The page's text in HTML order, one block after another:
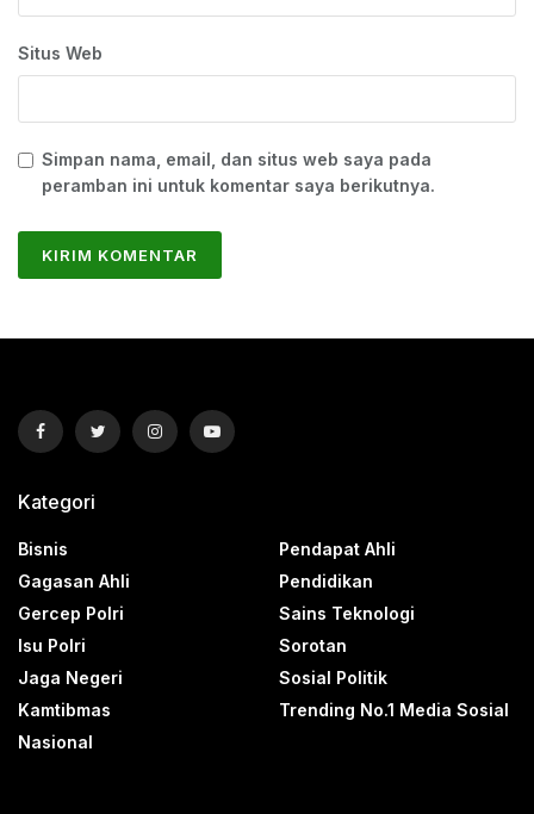
Situs Web
Simpan nama, email, dan situs web saya pada
peramban ini untuk komentar saya berikutnya.
Kategori
Bisnis
Gagasan Ahli
Gercep Polri
Isu Polri
Jaga Negeri
Kamtibmas
Nasional
Pendapat Ahli
Pendidikan
Sains Teknologi
Sorotan
Sosial Politik
Trending No.1 Media Sosial